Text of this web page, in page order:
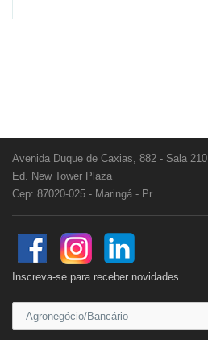
Avenida Duque de Caxias, 882 - Sala 210
Ed. New Tower Plaza
Cep: 87020-025 - Maringá - Pr
Inscreva-se para receber novidades.